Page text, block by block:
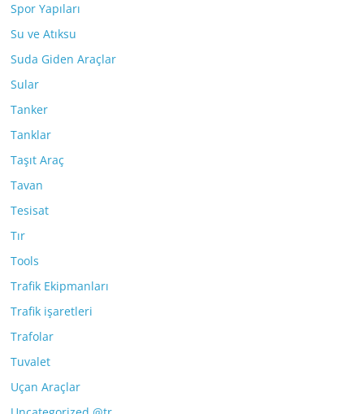
Spor Yapıları
Su ve Atıksu
Suda Giden Araçlar
Sular
Tanker
Tanklar
Taşıt Araç
Tavan
Tesisat
Tır
Tools
Trafik Ekipmanları
Trafik işaretleri
Trafolar
Tuvalet
Uçan Araçlar